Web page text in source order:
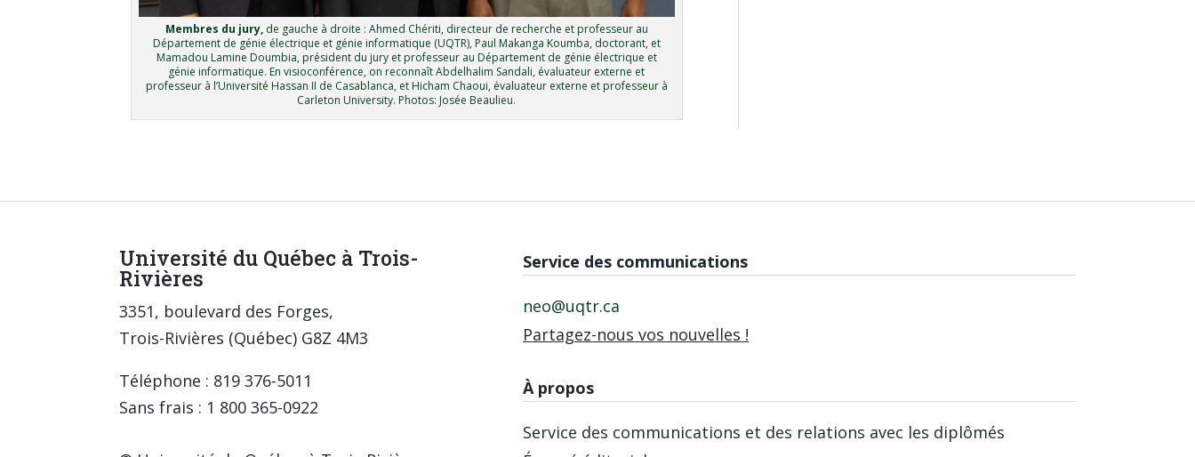
Membres du jury,de gauche à droite : Ahmed Chériti, directeur de recherche et professeur au
Département de génie électrique et génie informatique (UQTR), Paul Makanga Koumba, doctorant, et
Mamadou Lamine Doumbia, président du jury et professeur au Département de génie électrique et
génie informatique. En visioconférence, on reconnaît Abdelhalim Sandali, évaluateur externe et
professeur à l’Université Hassan II de Casablanca, et Hicham Chaoui, évaluateur externe et professeur à
Carleton University. Photos: Josée Beaulieu.
Université du Québec à Trois-
Rivières
3351, boulevard des Forges,
Trois-Rivières (Québec) G8Z 4M3
Téléphone : 819 376-5011
Sans frais : 1 800 365-0922
Service des communications
neo@uqtr.ca
Partagez-nous vos nouvelles !
À propos
Service des communications et des relations avec les diplômés